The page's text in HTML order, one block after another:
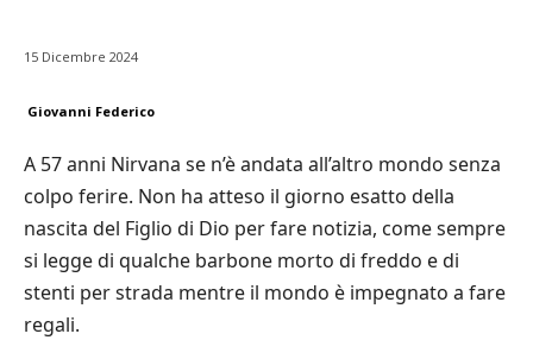
15 Dicembre 2024
Giovanni Federico
A 57 anni Nirvana se n’è andata all’altro mondo senza
colpo ferire. Non ha atteso il giorno esatto della
nascita del Figlio di Dio per fare notizia, come sempre
si legge di qualche barbone morto di freddo e di
stenti per strada mentre il mondo è impegnato a fare
regali.